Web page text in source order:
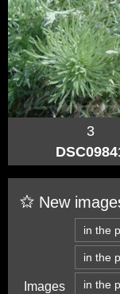
3
New
Images
in the
in the
in the